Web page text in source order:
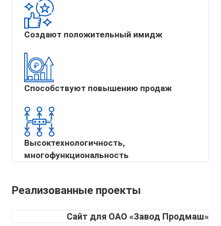
Создают положительный имидж
Способствуют повышению продаж
Высоктехнологичность,
многофункциональность
Реализованные проекты
Сайт для ОАО «Завод Продмаш»